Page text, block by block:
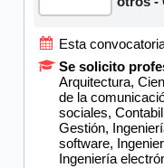
Esta
Se solicito
Arquitectura,
de la
sociales,
Gestión,
software,
Ingeniería